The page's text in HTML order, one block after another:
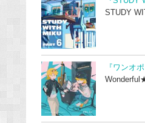
STUDY
『ワンオ